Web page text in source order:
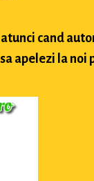
cand
apelezi la noi